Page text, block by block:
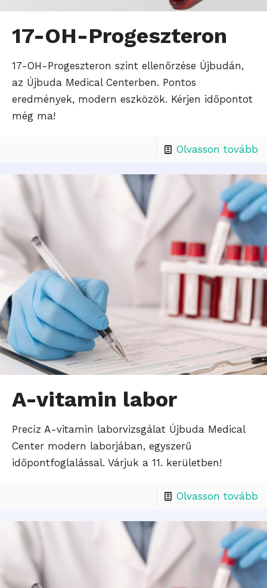
17-OH-Progeszteron
17-OH-Progeszteron szint ellenőrzése Újbudán,
az Újbuda Medical Centerben. Pontos
eredmények, modern eszközök. Kérjen időpontot
még ma!
Olvasson tovább
A-vitamin labor
Precíz A-vitamin laborvizsgálat Újbuda Medical
Center modern laborjában, egyszerű
időpontfoglalással. Várjuk a 11. kerületben!
Olvasson tovább